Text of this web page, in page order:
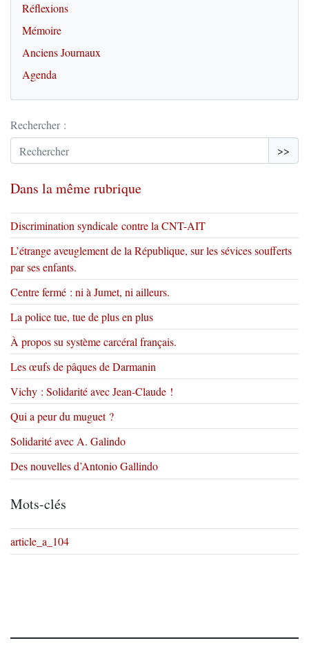
Réflexions
Mémoire
Anciens Journaux
Agenda
Rechercher :
>>
Dans la même rubrique
Discrimination syndicale contre la CNT-AIT
L’étrange aveuglement de la République, sur les sévices soufferts
par ses enfants.
Centre fermé : ni à Jumet, ni ailleurs.
La police tue, tue de plus en plus
À propos su système carcéral français.
Les œufs de pâques de Darmanin
Vichy : Solidarité avec Jean-Claude !
Qui a peur du muguet ?
Solidarité avec A. Galindo
Des nouvelles d’Antonio Gallindo
Mots-clés
article_a_104